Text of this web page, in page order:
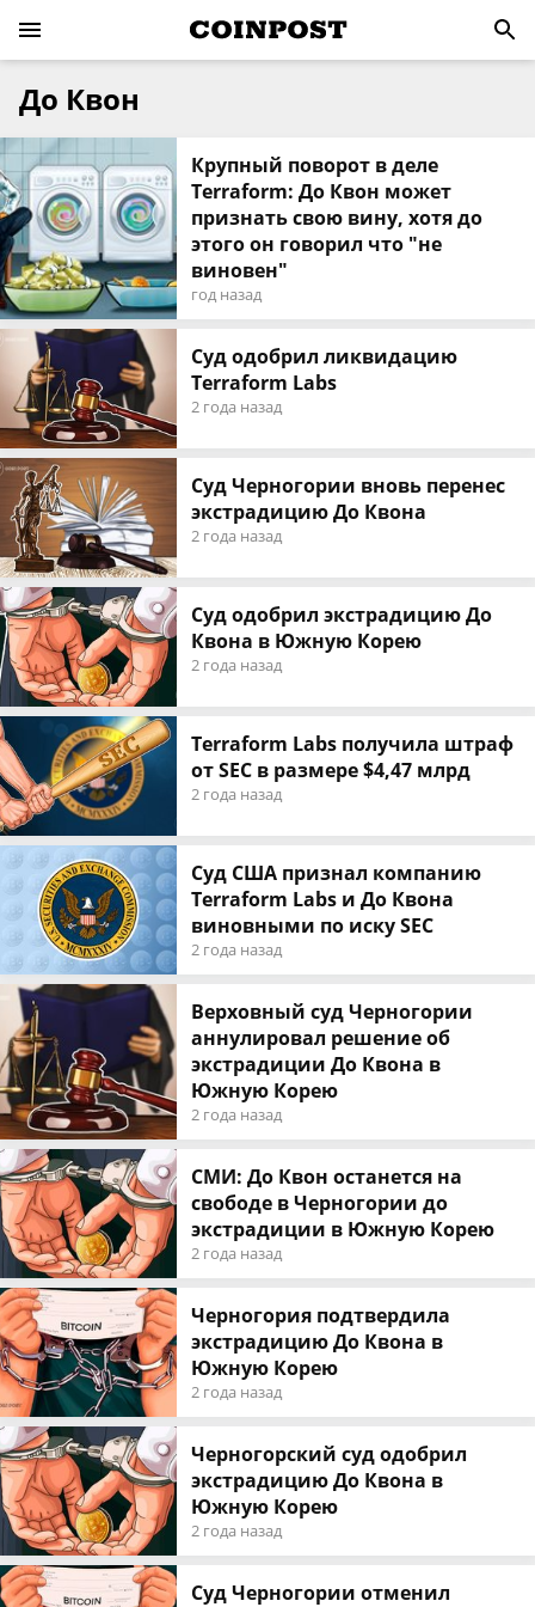
До Квон
Крупный поворот в деле
Terraform: До Квон может
признать свою вину, хотя до
этого он говорил что "не
виновен"
год назад
Суд одобрил ликвидацию
Terraform Labs
2 года назад
Суд Черногории вновь перенес
экстрадицию До Квона
2 года назад
Суд одобрил экстрадицию До
Квона в Южную Корею
2 года назад
Terraform Labs получила штраф
от SEC в размере $4,47 млрд
2 года назад
Суд США признал компанию
Terraform Labs и До Квона
виновными по иску SEC
2 года назад
Верховный суд Черногории
аннулировал решение об
экстрадиции До Квона в
Южную Корею
2 года назад
СМИ: До Квон останется на
свободе в Черногории до
экстрадиции в Южную Корею
2 года назад
Черногория подтвердила
экстрадицию До Квона в
Южную Корею
2 года назад
Черногорский суд одобрил
экстрадицию До Квона в
Южную Корею
2 года назад
Суд Черногории отменил